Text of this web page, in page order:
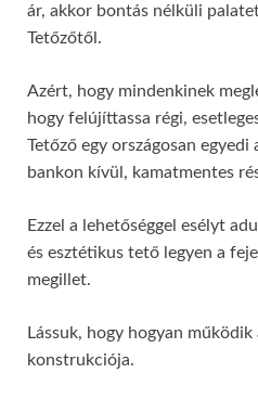
ár, akkor bontás nélküli
Tetőzőtől.
Azért, hogy mindenkinek
hogy felújíttassa régi,
Tetőző egy országosan
bankon kívül, kamatmentes
Ezzel a lehetőséggel esélyt
és esztétikus tető legyen a
megillet.
Lássuk, hogy hogyan
konstrukciója.